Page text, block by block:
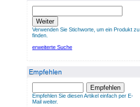
Weiter
Verwenden Sie Stichworte, um ein Produkt zu
finden.
erweiterte Suche
Empfehlen
Empfehlen
Empfehlen Sie diesen Artikel einfach per E-
Mail weiter.